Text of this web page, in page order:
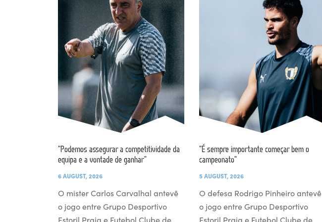
“Podemos assegurar a competitividade da
equipa e a vontade de ganhar”
6 AUGUST, 2026
O mister Carlos Carvalhal antevê
o jogo entre Grupo Desportivo
Estoril Praia e Futebol Clube de
“É sempre importante começar bem o
campeonato”
5 AUGUST, 2026
O defesa Rodrigo Pinheiro antevê
o jogo entre Grupo Desportivo
Estoril Praia e Futebol Clube de